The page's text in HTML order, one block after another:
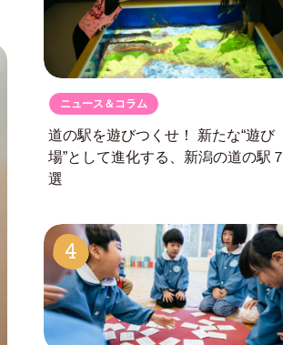
ニュース＆コラム
道の駅を遊びつくせ！ 新たな“遊び
場”として進化する、 新潟の道の駅７
選
4